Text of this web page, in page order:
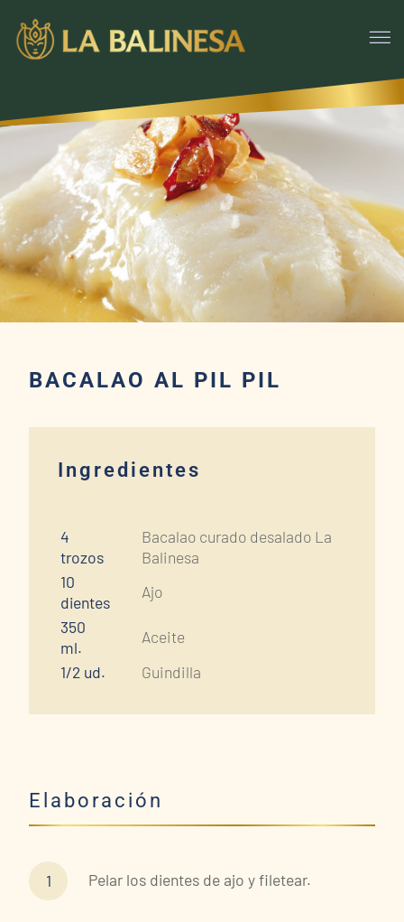
BACALAO AL PIL PIL
Ingredientes
4
trozos
Bacalao curado desalado La
Balinesa
10
dientes
Ajo
350
ml.
Aceite
1/2 ud.
Guindilla
Elaboración
Pelar los dientes de ajo y filetear.